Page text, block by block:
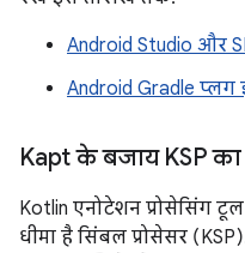
Android Studio और
Android Gradle प्लग
Kapt के बजाय KSP
Kotlin एनोटेशन प्रोसेसिंग
धीमा है सिंबल प्रोसेसर